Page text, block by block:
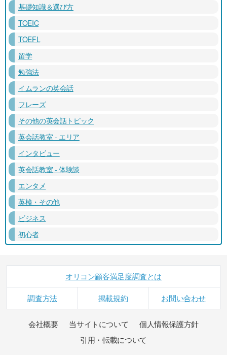
基礎知識＆選び方
TOEIC
TOEFL
留学
勉強法
イムランの英会話
フレーズ
その他の英会話トピック
英会話教室 - エリア
インタビュー
英会話教室 - 体験談
エンタメ
英検・その他
ビジネス
初心者
オリコン顧客満足度調査とは
調査方法 掲載規約 お問い合わせ
会社概要 当サイトについて
個人情報保護方針
引用・転載について